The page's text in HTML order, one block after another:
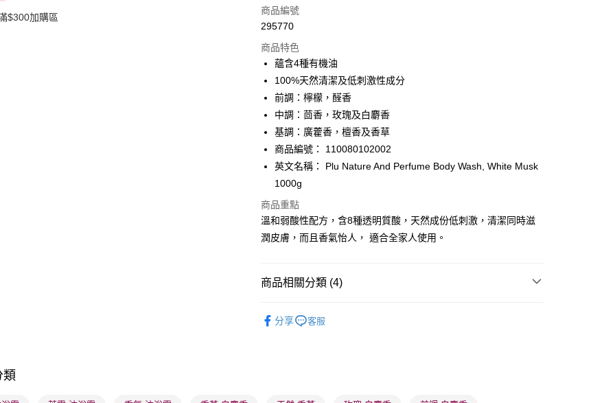
$300加購區
信用卡
AlipayHK
PayMe
WeChat Pay
BoC Pay
送貨方式
順豐自助櫃 - 確認發貨後1-3個工作天送達
每筆HK$65.00，滿HK$300.00或以上免運費
每筆HK$65.00，滿HK$300.00或以上免運費
商品編號
295770
商品特色
蘊含4種有機油
100%天然清潔及低刺激性成分
前調：檸檬，醛香
中調：茴香，玫瑰及白麝香
基調：廣藿香，檀香及香草
商品編號： 110080102002
英文名稱： Plu Nature And Perfume Body Wash, White Musk
1000g
商品重點
溫和弱酸性配方，含8種透明質酸，天然成份低刺激，清潔同時滋
潤皮膚，而且香氣怡人， 適合全家人使用。
商品相關分類 (4)
分享 客服
類